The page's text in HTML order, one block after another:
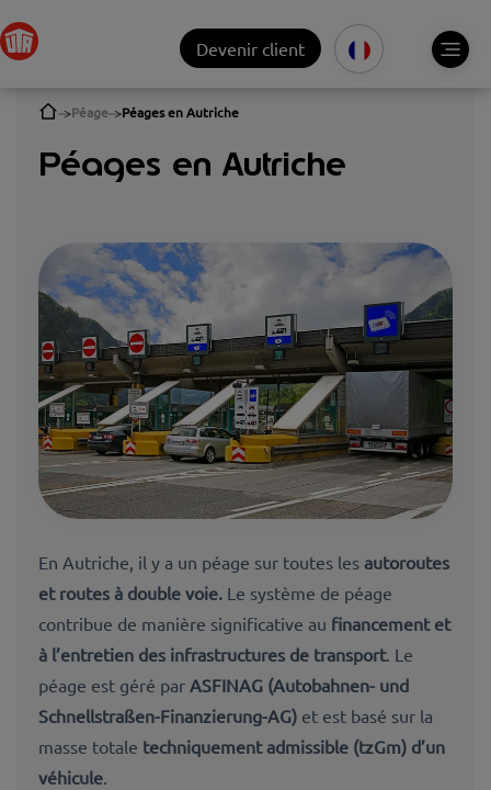
Devenir client
Péage Péages en Autriche
Péages en Autriche
En Autriche, il y a un péage sur toutes les autoroutes
et routes à double voie. Le système de péage
contribue de manière significative au financement et
à l’entretien des infrastructures de transport. Le
péage est géré par ASFINAG (Autobahnen- und
Schnellstraßen-Finanzierung-AG) et est basé sur la
masse totale techniquementadmissible (tzGm) d’un
véhicule.